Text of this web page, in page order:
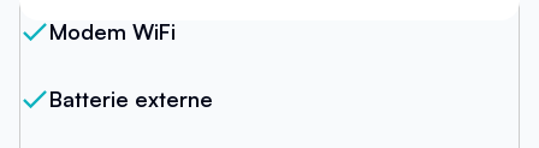
Modem WiFi
Batterie externe